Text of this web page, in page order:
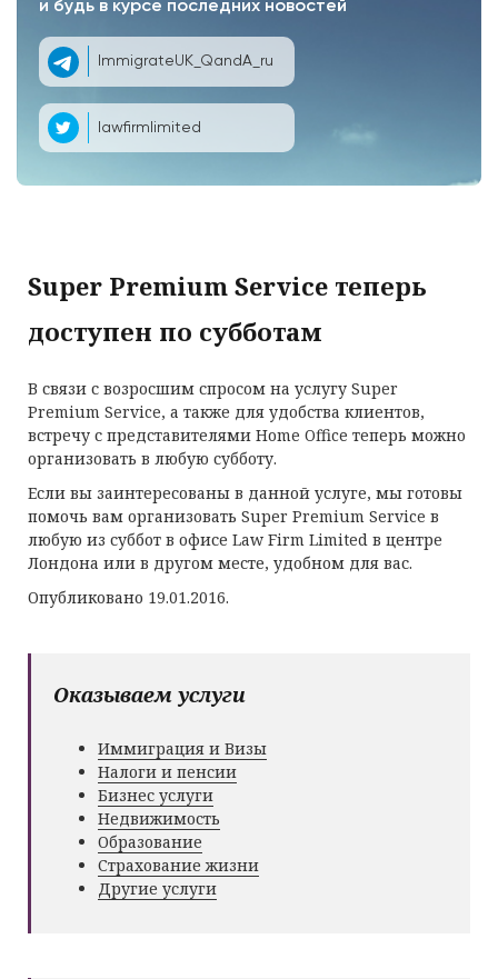
и будь в курсе последних новостей
ImmigrateUK_QandA_ru
lawfirmlimited
Super Premium Service теперь
доступен по субботам
В связи с возросшим спросом на услугу Super
Premium Service, а также для удобства клиентов,
встречу с представителями Home Office теперь можно
организовать в любую субботу.
Если вы заинтересованы в данной услуге, мы готовы
помочь вам организовать Super Premium Service в
любую из суббот в офисе Law Firm Limited в центре
Лондона или в другом месте, удобном для вас.
Опубликовано 19.01.2016.
Оказываем услуги
Иммиграция и Визы
Налоги и пенсии
Бизнес услуги
Недвижимость
Образование
Страхование жизни
Другие услуги